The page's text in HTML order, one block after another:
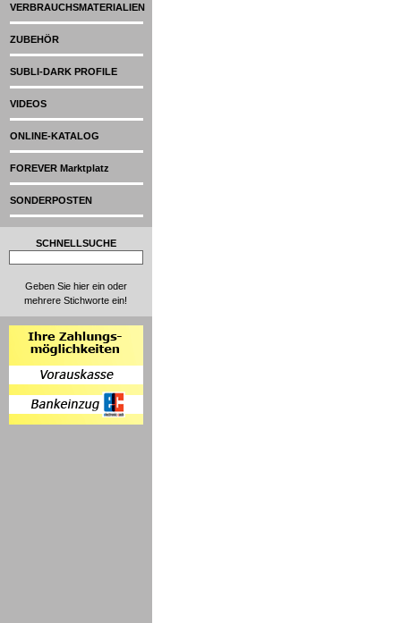
SCHNELLSUCHE
Geben Sie hier ein oder
mehrere Stichworte ein!
VERBRAUCHSMATERIALIEN
ZUBEHÖR
SUBLI-DARK PROFILE
VIDEOS
ONLINE-KATALOG
FOREVER Marktplatz
SONDERPOSTEN